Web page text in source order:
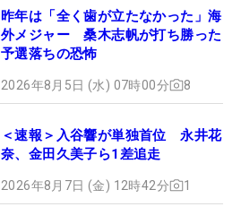
昨年は「全く歯が立たなかった」海
外メジャー 桑木志帆が打ち勝った
予選落ちの恐怖
2026年8月5日 (水) 07時00分 8
＜速報＞入谷響が単独首位 永井花
奈、金田久美子ら1差追走
2026年8月7日 (金) 12時42分 1